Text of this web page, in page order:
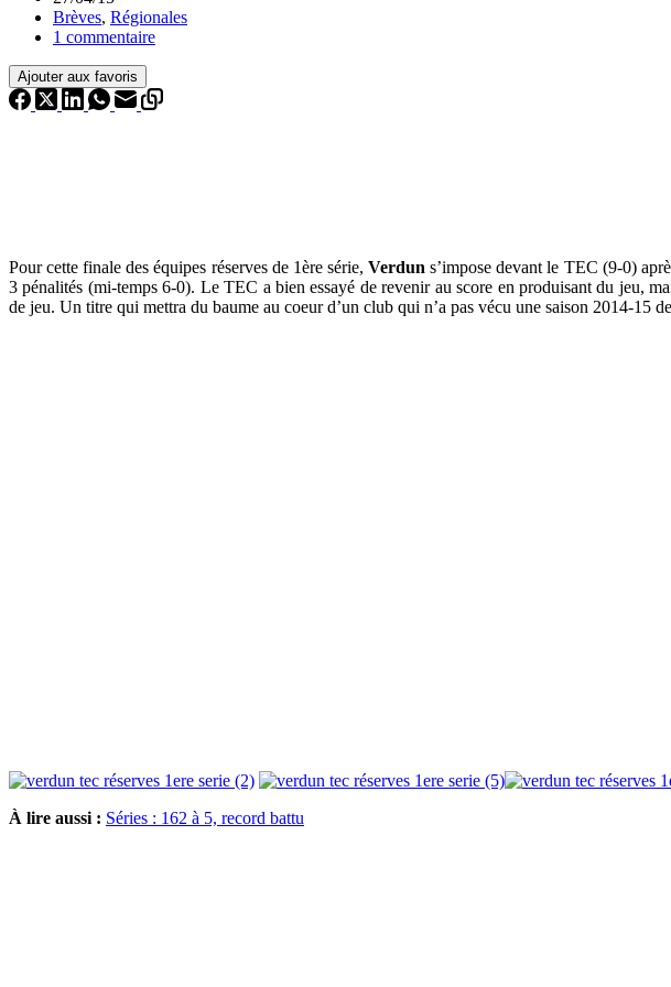
Brèves, Régionales
1 commentaire
Ajouter aux favoris
Pour cette finale des équipes réserves de 1ère série,Verdun s’impose devant le TEC (9-0)
3 pénalités (mi-temps 6-0). Le TEC a bien essayé de revenir au score en produisant du jeu,
de jeu. Un titre qui mettra du baume au coeur d’un club qui n’a pas vécu une saison 2014-15
À lire aussi : Séries : 162 à 5, record battu